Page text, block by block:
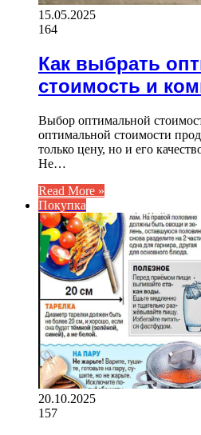
15.05.2025
164
Как выбрать
стоимость и
Выбор оптимальной
оптимальной стоимости
только цену, но и его
Не…
Read More »
Покупка
20.10.2025
157